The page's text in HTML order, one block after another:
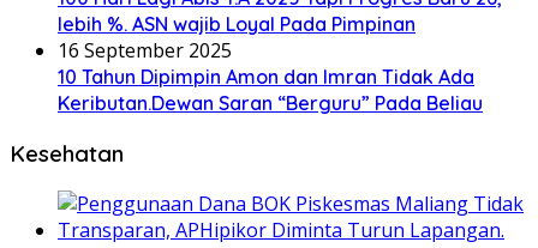
lebih %. ASN wajib Loyal Pada Pimpinan
16 September 2025
10 Tahun Dipimpin Amon dan Imran Tidak Ada
Keributan.Dewan Saran “Berguru” Pada Beliau
Kesehatan